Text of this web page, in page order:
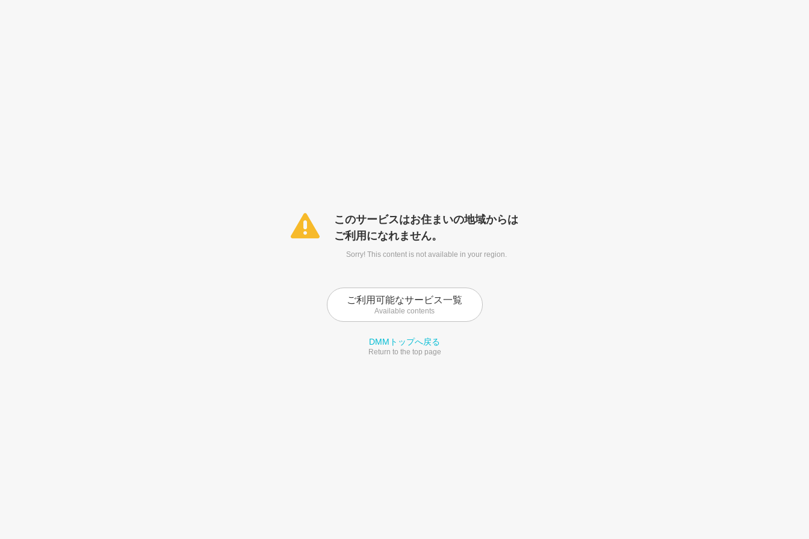
このサービスはお住まいの地域からは
ご利用になれません。
Sorry! This content is not available in your region.
ご利用可能なサービス一覧
Available contents
DMMトップへ戻る
Return to the top page